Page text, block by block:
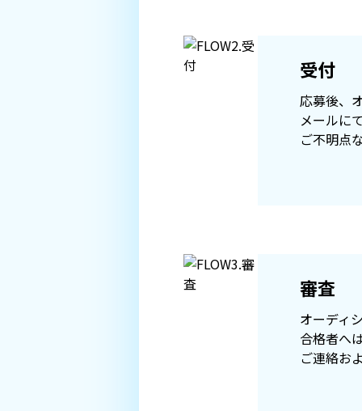
受付
応募後、
メールに
ご不明点
審査
オーディ
合格者へ
ご連絡お